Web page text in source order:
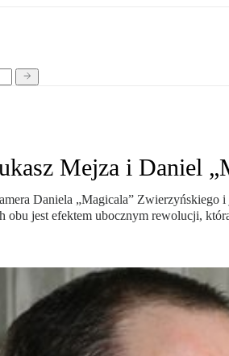
Mejza i Daniel
Daniela „Magicala” Zwierzyńskiego
obu jest efektem ubocznym rewolucji,